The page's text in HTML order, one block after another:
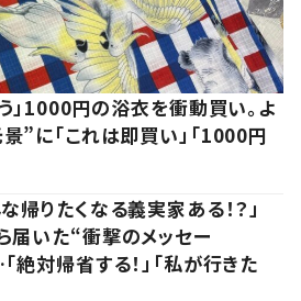
」1000円の浴衣を衝動買い。よ
”に「これは即買い」「1000円
帰りたくなる義実家ある！？」
届いた“衝撃のメッセー
絶対帰省する！」「私が行きた